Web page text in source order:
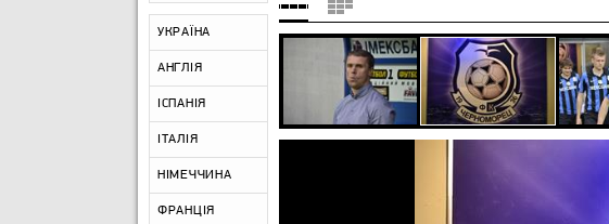
УКРАЇНА
АНГЛІЯ
ІСПАНІЯ
ІТАЛІЯ
НІМЕЧЧИНА
ФРАНЦІЯ